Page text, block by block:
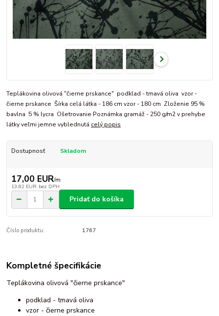
Teplákovina olivová "čierne prskance" podklad - tmavá oliva vzor -
čierne prskance Šírka celá látka - 186 cm vzor - 180 cm Zloženie 95 %
bavlna 5 % lycra Ošetrovanie Poznámka gramáž - 250 g/m2 v prehybe
látky veľmi jemne vyblednutá celý popis
Dostupnosť Skladom
17,00 EUR/m
13,82 EUR bez DPH
Pridať do košíka
Číslo produktu: 1767
Kompletné špecifikácie
Teplákovina olivová "čierne prskance"
podklad - tmavá oliva
vzor - čierne prskance